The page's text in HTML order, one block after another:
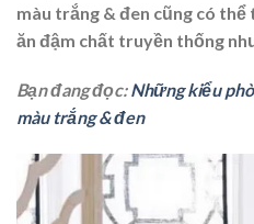
màu trắng & đen cũng có
ăn đậm chất truyền thống
Bạn đang đọc:Những kiểu
màu trắng & đen